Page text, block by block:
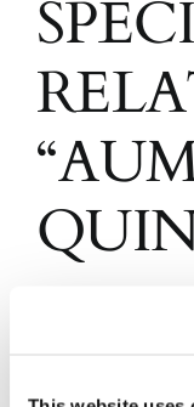
L’art. 107
di vendita nel
curatore